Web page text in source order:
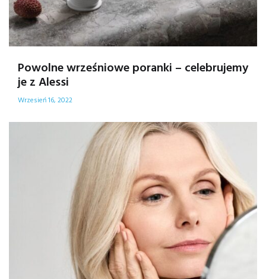
Powolne wrześniowe poranki – celebrujemy
je z Alessi
Wrzesień 16, 2022